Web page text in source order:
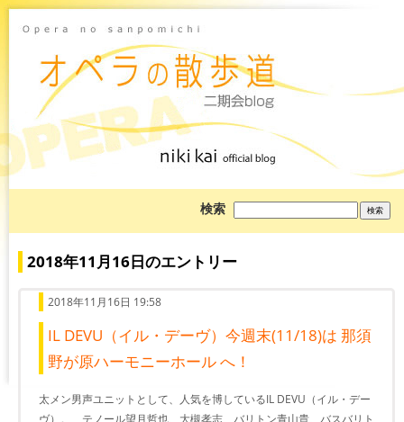
検索
を
索:
2018年11月16日のエントリー
2018年11月16日 19:58
IL DEVU（イル・デーヴ）今週末(11/18)は 那須
野が原ハーモニーホール へ！
太メン男声ユニットとして、人気を博しているIL DEVU（イル・デー
ヴ）。 テノール望月哲也、大槻孝志、バリトン青山貴、バスバリト